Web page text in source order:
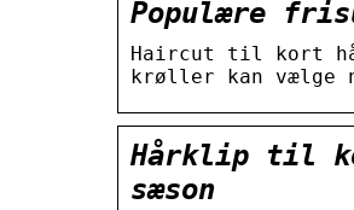
Populære
Haircut til kort
krøller kan vælge
Hårklip til
sæson